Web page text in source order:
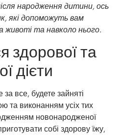
народження дитини, ось
які допоможуть вам
животі та навколо нього.
здорової та
дієти
все, будете зайняті
та виконанням усіх тих
новонародженої
собі здорову їжу,